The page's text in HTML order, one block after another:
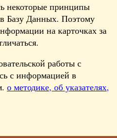
некоторые принципы
Базу Данных. Поэтому
на карточках за
работы с
с информацией в
о методике, об указателях,